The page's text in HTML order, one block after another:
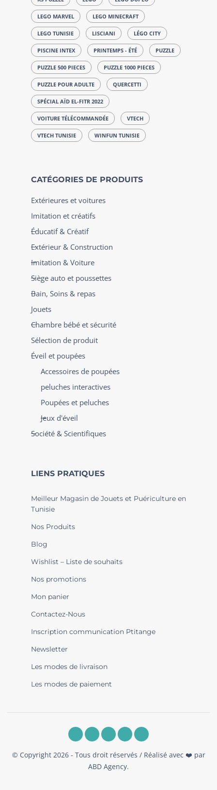
LEGO MARVEL LEGO MINECRAFT
LEGO TUNISIE LISCIANI LÉGO CITY
PISCINE INTEX PRINTEMPS - ÉTÉ PUZZLE
PUZZLE 500 PIECES PUZZLE 1000 PIECES
PUZZLE POUR ADULTE QUERCETTI
SPÉCIAL AÏD EL-FITR 2022
VOITURE TÉLÉCOMMANDÉE VTECH
VTECH TUNISIE WINFUN TUNISIE
CATÉGORIES DE PRODUITS
Extérieures et voitures
Imitation et créatifs
Éducatif & Créatif
Extérieur & Construction
Imitation & Voiture
Siège auto et poussettes
Bain, Soins & repas
Jouets
Chambre bébé et sécurité
Sélection de produit
Éveil et poupées
Accessoires de poupées
peluches interactives
Poupées et peluches
Jeux d'éveil
Société & Scientifiques
LIENS PRATIQUES
Meilleur Magasin de Jouets et Puériculture en
Tunisie
Nos Produits
Blog
Wishlist – Liste de souhaits
Nos promotions
Mon panier
Contactez-Nous
Inscription communication Ptitange
Newsletter
Les modes de livraison
Les modes de paiement
© Copyright 2026 - Tous droit réservés / Réalisé avec ❤️ par
ABD Agency.